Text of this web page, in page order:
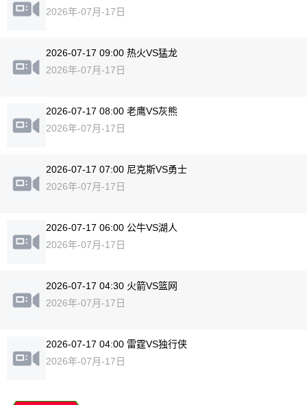
2026年-07月-17日
2026-07-17 09:00 热火VS猛龙
2026年-07月-17日
2026-07-17 08:00 老鹰VS灰熊
2026年-07月-17日
2026-07-17 07:00 尼克斯VS勇士
2026年-07月-17日
2026-07-17 06:00 公牛VS湖人
2026年-07月-17日
2026-07-17 04:30 火箭VS篮网
2026年-07月-17日
2026-07-17 04:00 雷霆VS独行侠
2026年-07月-17日